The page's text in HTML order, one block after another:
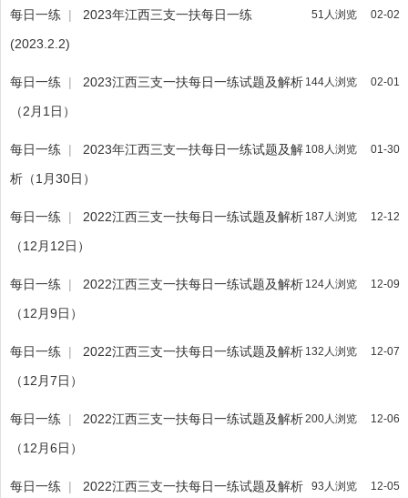
02-02
51人浏览
每日一练 |
2023年江西三支一扶每日一练
(2023.2.2)
02-01
144人浏览
每日一练 |
2023江西三支一扶每日一练试题及解析
（2月1日）
01-30
108人浏览
每日一练 |
2023年江西三支一扶每日一练试题及解
析（1月30日）
12-12
187人浏览
每日一练 |
2022江西三支一扶每日一练试题及解析
（12月12日）
12-09
124人浏览
每日一练 |
2022江西三支一扶每日一练试题及解析
（12月9日）
12-07
132人浏览
每日一练 |
2022江西三支一扶每日一练试题及解析
（12月7日）
12-06
200人浏览
每日一练 |
2022江西三支一扶每日一练试题及解析
（12月6日）
12-05
93人浏览
每日一练 | 2022江西三支一扶每日一练试题及解析